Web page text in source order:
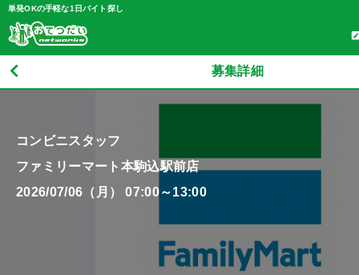
単発OKの手軽な1日バイト探し
募集詳細
コンビニスタッフ
ファミリーマート本駒込駅前店
2026/07/06（月） 07:00～13:00